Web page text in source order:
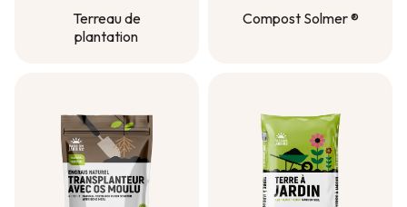
Terreau de
plantation
Compost Solmer ®